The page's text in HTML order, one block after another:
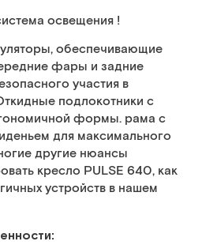
освещения !
обеспечивающие
фары и задние
участия в
подлокотники с
формы. рама с
для максимального
другие нюансы
кресло PULSE 640, как
устройств в нашем